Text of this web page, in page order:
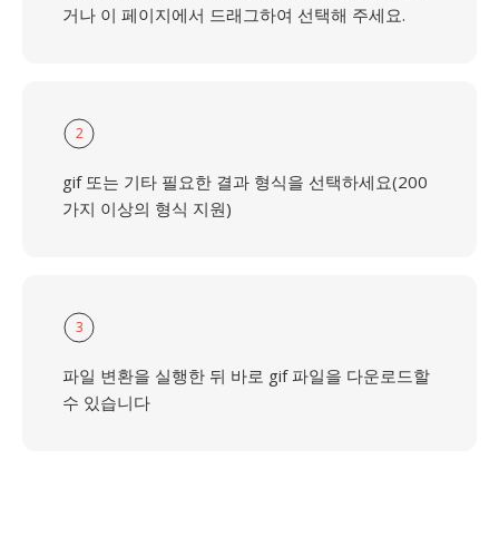
거나 이 페이지에서 드래그하여 선택해 주세요.
2
gif 또는 기타 필요한 결과 형식을 선택하세요(200
가지 이상의 형식 지원)
3
파일 변환을 실행한 뒤 바로 gif 파일을 다운로드할
수 있습니다